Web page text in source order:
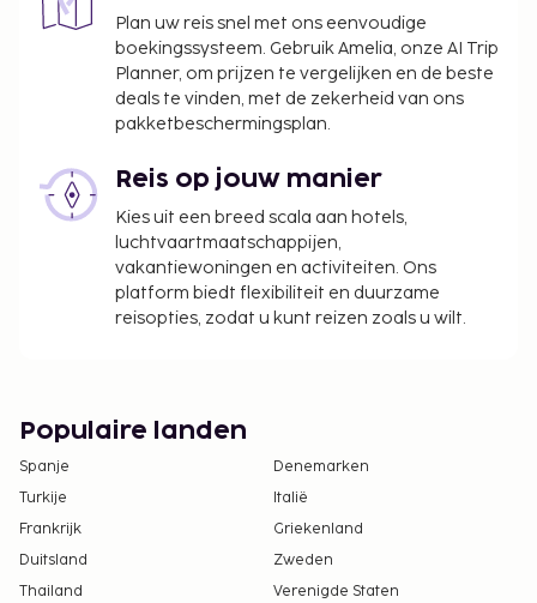
Plan uw reis snel met ons eenvoudige
boekingssysteem. Gebruik Amelia, onze AI Trip
Planner, om prijzen te vergelijken en de beste
deals te vinden, met de zekerheid van ons
pakketbeschermingsplan.
Reis op jouw manier
Kies uit een breed scala aan hotels,
luchtvaartmaatschappijen,
vakantiewoningen en activiteiten. Ons
platform biedt flexibiliteit en duurzame
reisopties, zodat u kunt reizen zoals u wilt.
Populaire landen
Spanje
Denemarken
Turkije
Italië
Frankrijk
Griekenland
Duitsland
Zweden
Thailand
Verenigde Staten